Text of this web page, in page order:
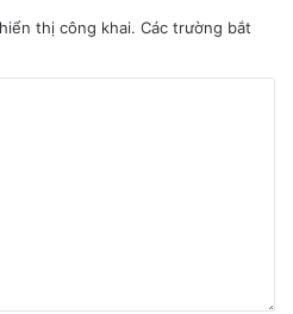
thị công khai. Các trường bắt